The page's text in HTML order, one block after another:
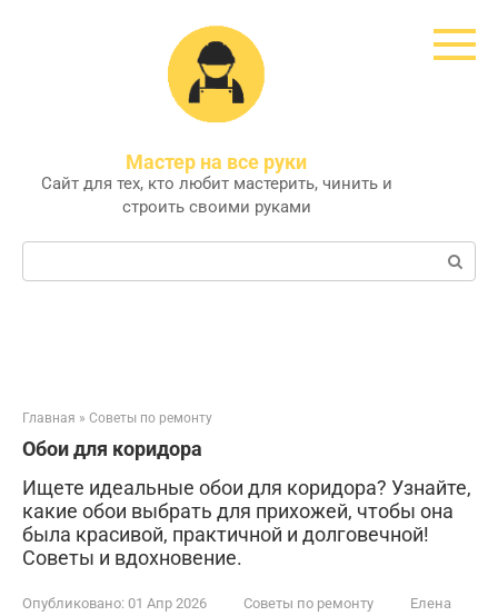
Мастер на все руки
Сайт для тех, кто любит мастерить, чинить и
строить своими руками
Поиск:
Главная » Советы по ремонту
Обои для коридора
Ищете идеальные обои для коридора? Узнайте,
какие обои выбрать для прихожей, чтобы она
была красивой, практичной и долговечной!
Советы и вдохновение.
Опубликовано: 01 Апр 2026 Советы по ремонту
Елена